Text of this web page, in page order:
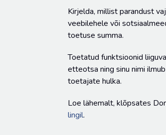
Kirjelda, millist parandust
veebilehele või
toetuse summa.
Toetatud funktsioonid
etteotsa ning sinu nimi
toetajate hulka.
Loe lähemalt, klõpsates
lingil.